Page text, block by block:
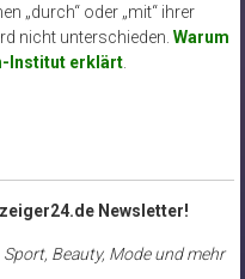
„durch“ oder „mit“ ihrer
nicht unterschieden. Warum
Institut erklärt.
Newsletter!
Beauty, Mode und mehr